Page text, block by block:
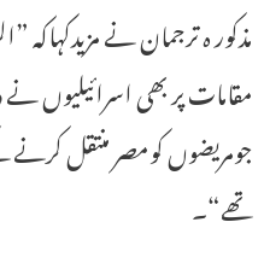
مذکور ہ ترجمان نے
مقامات پر بھی اسرائیلیوں نے
جومریضوں کومصر منتقل
تھے“۔